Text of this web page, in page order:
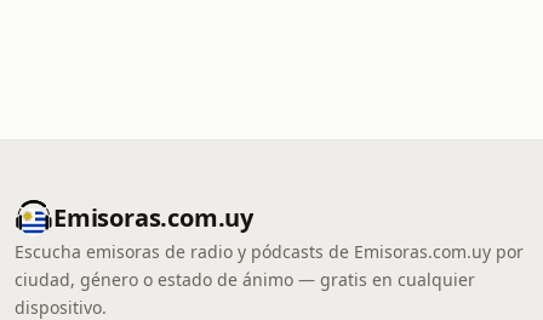
Emisoras.com.uy
Escucha emisoras de radio y pódcasts de Emisoras.com.uy por
ciudad, género o estado de ánimo — gratis en cualquier
dispositivo.